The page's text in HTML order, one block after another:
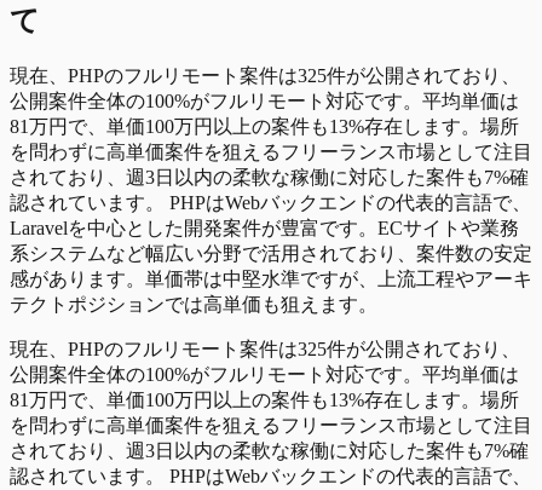
て
現在、PHPのフルリモート案件は325件が公開されており、
公開案件全体の100%がフルリモート対応です。平均単価は
81万円で、単価100万円以上の案件も13%存在します。場所
を問わずに高単価案件を狙えるフリーランス市場として注目
されており、週3日以内の柔軟な稼働に対応した案件も7%確
認されています。 PHPはWebバックエンドの代表的言語で、
Laravelを中心とした開発案件が豊富です。ECサイトや業務
系システムなど幅広い分野で活用されており、案件数の安定
感があります。単価帯は中堅水準ですが、上流工程やアーキ
テクトポジションでは高単価も狙えます。
現在、PHPのフルリモート案件は325件が公開されており、
公開案件全体の100%がフルリモート対応です。平均単価は
81万円で、単価100万円以上の案件も13%存在します。場所
を問わずに高単価案件を狙えるフリーランス市場として注目
されており、週3日以内の柔軟な稼働に対応した案件も7%確
認されています。 PHPはWebバックエンドの代表的言語で、